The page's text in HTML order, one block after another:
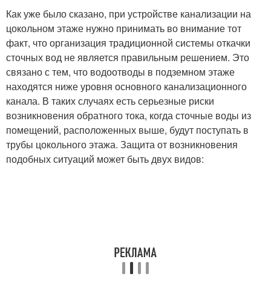
Как уже было сказано, при устройстве канализации на
цокольном этаже нужно принимать во внимание тот
факт, что организация традиционной системы откачки
сточных вод не является правильным решением. Это
связано с тем, что водоотводы в подземном этаже
находятся ниже уровня основного канализационного
канала. В таких случаях есть серьезные риски
возникновения обратного тока, когда сточные воды из
помещений, расположенных выше, будут поступать в
трубы цокольного этажа. Защита от возникновения
подобных ситуаций может быть двух видов: